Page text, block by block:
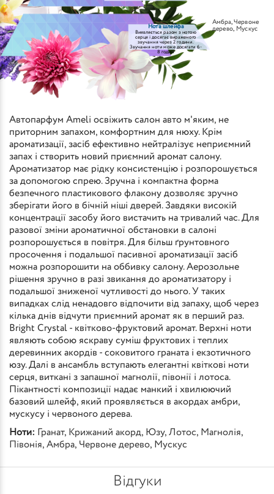
Нота шлейфа
Виявляється разом з нотою
серця і досягає вираженого
звучання через 2 години.
Звучання ноти може досягати 6-
8 годин
Амбра,Червоне
дерево, Мускус
Автопарфум Ameli освіжить салон авто м'яким, не
приторним запахом, комфортним для нюху. Крім
ароматизації, засіб ефективно нейтралізує неприємний
запах і створить новий приємний аромат салону.
Ароматизатор має рідку консистенцію і розпорошується
за допомогою спрею. Зручна і компактна форма
безпечного пластикового флакону дозволяє зручно
зберігати його в бічній ніші дверей. Завдяки високій
концентрації засобу його вистачить на тривалий час. Для
разової зміни ароматичної обстановки в салоні
розпорошується в повітря. Для більш ґрунтовного
просочення і подальшої пасивної ароматизації засіб
можна розпорошити на оббивку салону. Аерозольне
рішення зручно в разі звикання до ароматизатору і
подальшої зниженої чутливості до нього. У таких
випадках слід ненадовго відпочити від запаху, щоб через
кілька днів відчути приємний аромат як в перший раз.
Bright Crystal - квітково-фруктовий аромат. Верхні ноти
являють собою яскраву суміш фруктових і теплих
деревинних акордів - соковитого граната і екзотичного
юзу. Далі в ансамбль вступають елегантні квіткові ноти
серця, виткані з запашної магнолії, півонії і лотоса.
Пікантності композиції надає манкий і хвилюючий
базовий шлейф, який проявляється в акордах амбри,
мускусу і червоного дерева.
Ноти:
Гранат, Крижаний акорд, Юзу, Лотос, Магнолія,
Півонія, Амбра, Червоне дерево, Мускус
Відгуки